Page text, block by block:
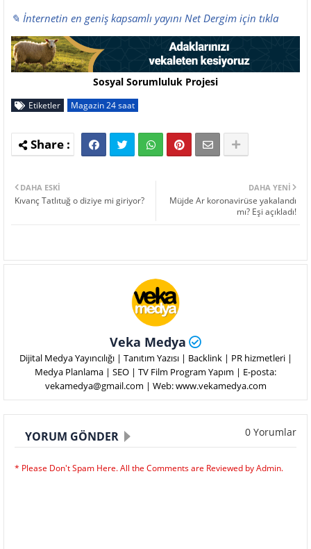
✎ İnternetin en geniş kapsamlı yayını Net Dergim için tıkla
Sosyal Sorumluluk Projesi
Etiketler Magazin 24 saat
DAHA YENI
Müjde Ar koronavirüse yakalandı
mı? Eşi açıkladı!
DAHA ESKI
Kıvanç Tatlıtuğ o diziye mi giriyor?
Veka Medya
Dijital Medya Yayıncılığı | Tanıtım Yazısı | Backlink | PR hizmetleri |
Medya Planlama | SEO | TV Film Program Yapım | E-posta:
vekamedya@gmail.com | Web: www.vekamedya.com
YORUM GÖNDER 0 Yorumlar
* Please Don't Spam Here. All the Comments are Reviewed by Admin.